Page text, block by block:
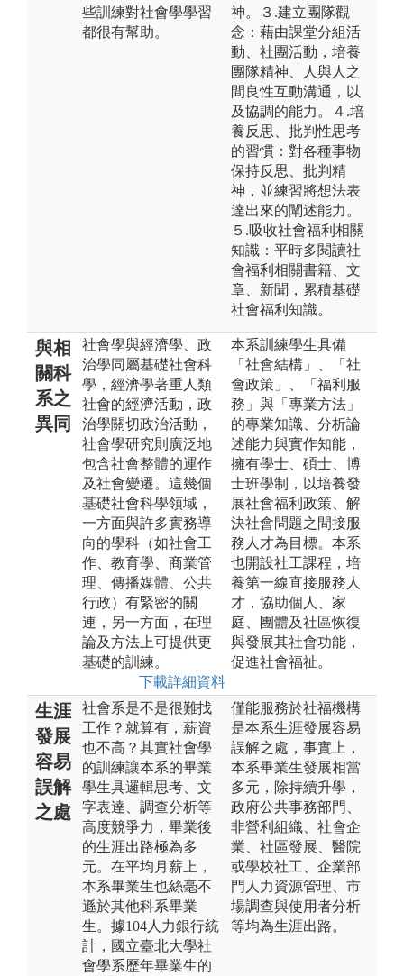
些訓練對社會學學習
都很有幫助。
神。３.建立團隊觀
念：藉由課堂分組活
動、社團活動，培養
團隊精神、人與人之
間良性互動溝通，以
及協調的能力。４.培
養反思、批判性思考
的習慣：對各種事物
保持反思、批判精
神，並練習將想法表
達出來的闡述能力。
５.吸收社會福利相關
知識：平時多閱讀社
會福利相關書籍、文
章、新聞，累積基礎
社會福利知識。
與相
關科
系之
異同
社會學與經濟學、政
治學同屬基礎社會科
學，經濟學著重人類
社會的經濟活動，政
治學關切政治活動，
社會學研究則廣泛地
包含社會整體的運作
及社會變遷。這幾個
基礎社會科學領域，
一方面與許多實務導
向的學科（如社會工
作、教育學、商業管
理、傳播媒體、公共
行政）有緊密的關
連，另一方面，在理
論及方法上可提供更
基礎的訓練。
下載詳細資料
本系訓練學生具備
「社會結構」、「社
會政策」、「福利服
務」與「專業方法」
的專業知識、分析論
述能力與實作知能，
擁有學士、碩士、博
士班學制，以培養發
展社會福利政策、解
決社會問題之間接服
務人才為目標。本系
也開設社工課程，培
養第一線直接服務人
才，協助個人、家
庭、團體及社區恢復
與發展其社會功能，
促進社會福祉。
生涯
發展
容易
誤解
之處
社會系是不是很難找
工作？就算有，薪資
也不高？其實社會學
的訓練讓本系的畢業
學生具邏輯思考、文
字表達、調查分析等
高度競爭力，畢業後
的生涯出路極為多
元。在平均月薪上，
本系畢業生也絲毫不
遜於其他科系畢業
生。據104人力銀行統
計，國立臺北大學社
會學系歷年畢業生的
僅能服務於社福機構
是本系生涯發展容易
誤解之處，事實上，
本系畢業生發展相當
多元，除持續升學，
政府公共事務部門、
非營利組織、社會企
業、社區發展、醫院
或學校社工、企業部
門人力資源管理、市
場調查與使用者分析
等均為生涯出路。